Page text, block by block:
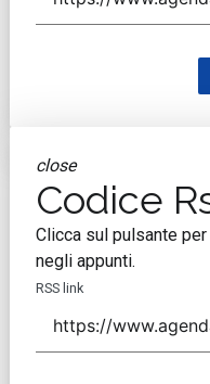
close
Codice
Clicca sul pulsante
negli appunti.
RSS link